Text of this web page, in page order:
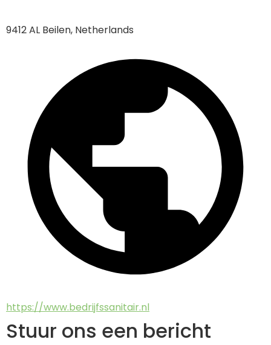
9412 AL Beilen, Netherlands
https://www.bedrijfssanitair.nl
Stuur ons een bericht